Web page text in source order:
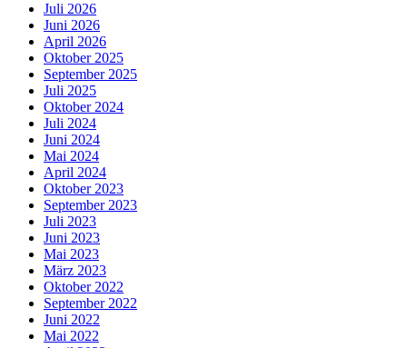
Juli 2026
Juni 2026
April 2026
Oktober 2025
September 2025
Juli 2025
Oktober 2024
Juli 2024
Juni 2024
Mai 2024
April 2024
Oktober 2023
September 2023
Juli 2023
Juni 2023
Mai 2023
März 2023
Oktober 2022
September 2022
Juni 2022
Mai 2022